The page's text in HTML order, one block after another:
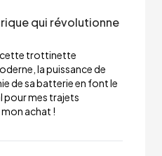
qui révolutionne
cette trottinette
la puissance de
de sa batterie en font le
pour mes trajets
mon achat !